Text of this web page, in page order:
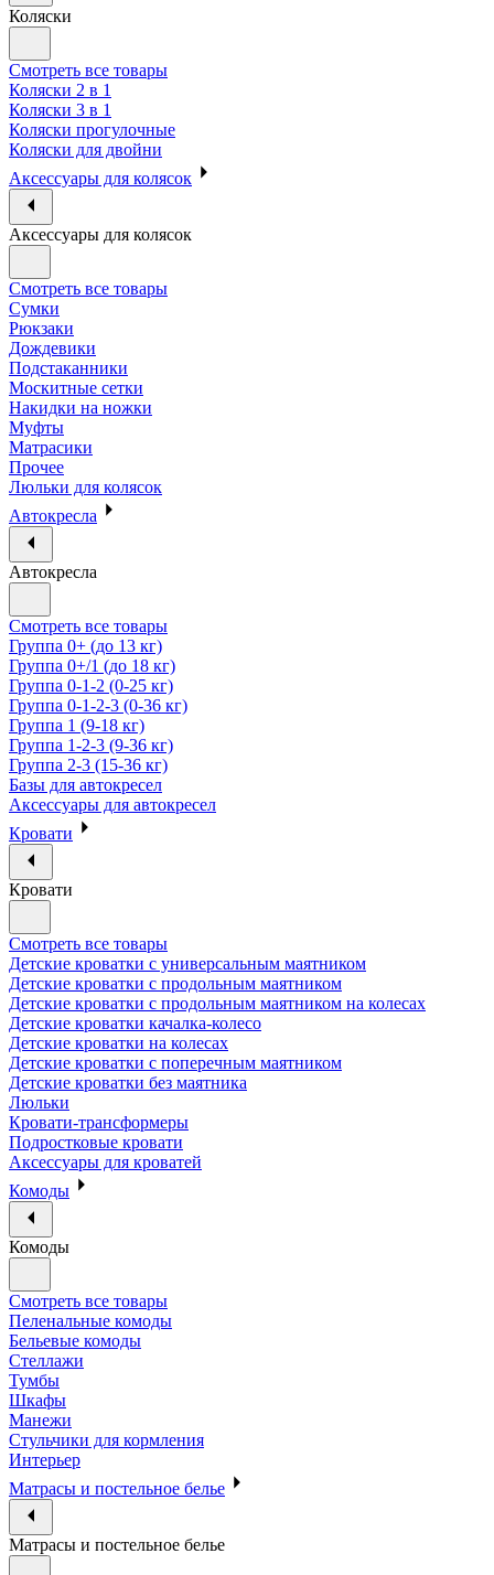
Коляски
Смотреть все товары
Коляски 2 в 1
Коляски 3 в 1
Коляски прогулочные
Коляски для двойни
Аксессуары для колясок
Аксессуары для колясок
Смотреть все товары
Сумки
Рюкзаки
Дождевики
Подстаканники
Москитные сетки
Накидки на ножки
Муфты
Матрасики
Прочее
Люльки для колясок
Автокресла
Автокресла
Смотреть все товары
Группа 0+ (до 13 кг)
Группа 0+/1 (до 18 кг)
Группа 0-1-2 (0-25 кг)
Группа 0-1-2-3 (0-36 кг)
Группа 1 (9-18 кг)
Группа 1-2-3 (9-36 кг)
Группа 2-3 (15-36 кг)
Базы для автокресел
Аксессуары для автокресел
Кровати
Кровати
Смотреть все товары
Детские кроватки с универсальным маятником
Детские кроватки с продольным маятником
Детские кроватки с продольным маятником на колесах
Детские кроватки качалка-колесо
Детские кроватки на колесах
Детские кроватки с поперечным маятником
Детские кроватки без маятника
Люльки
Кровати-трансформеры
Подростковые кровати
Аксессуары для кроватей
Комоды
Комоды
Смотреть все товары
Пеленальные комоды
Бельевые комоды
Стеллажи
Тумбы
Шкафы
Манежи
Стульчики для кормления
Интерьер
Матрасы и постельное белье
Матрасы и постельное белье